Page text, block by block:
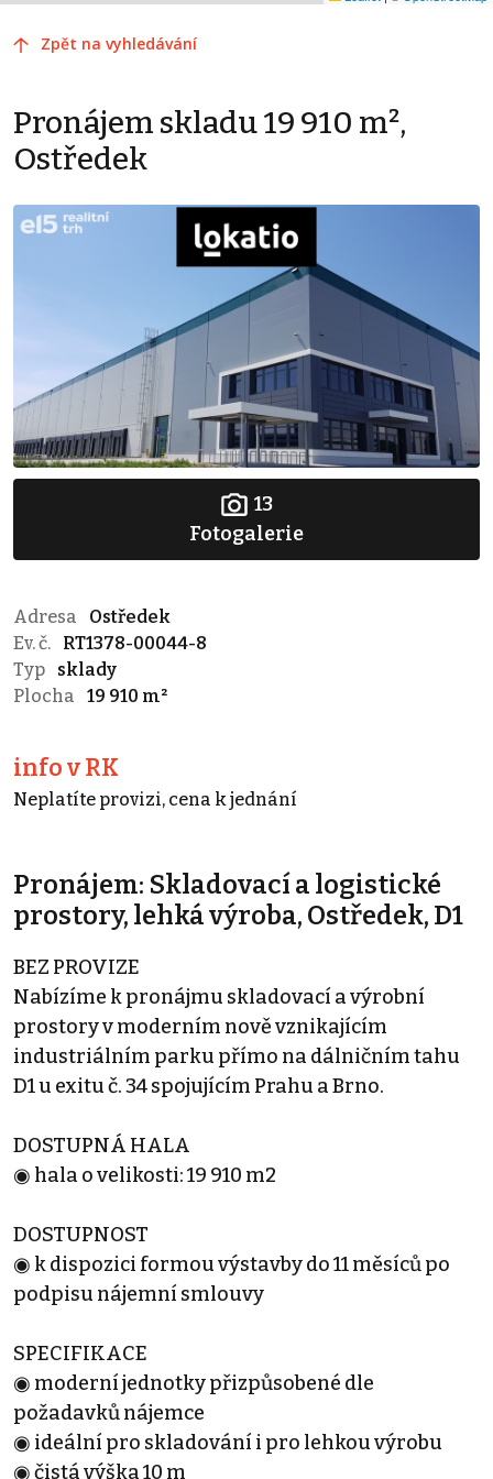
Zpět na vyhledávání
Pronájem skladu 19 910 m²,
Ostředek
13
Fotogalerie
Adresa
Ostředek
Ev. č.
RT1378-00044-8
Typ
sklady
Plocha
19 910 m²
info v RK
Neplatíte provizi, cena k jednání
Pronájem: Skladovací a logistické
prostory, lehká výroba, Ostředek, D1
BEZ PROVIZE
Nabízíme k pronájmu skladovací a výrobní
prostory v moderním nově vznikajícím
industriálním parku přímo na dálničním tahu
D1 u exitu č. 34 spojujícím Prahu a Brno.
DOSTUPNÁ HALA
◉ hala o velikosti: 19 910 m2
DOSTUPNOST
◉ k dispozici formou výstavby do 11 měsíců po
podpisu nájemní smlouvy
SPECIFIKACE
◉ moderní jednotky přizpůsobené dle
požadavků nájemce
◉ ideální pro skladování i pro lehkou výrobu
◉ čistá výška 10 m